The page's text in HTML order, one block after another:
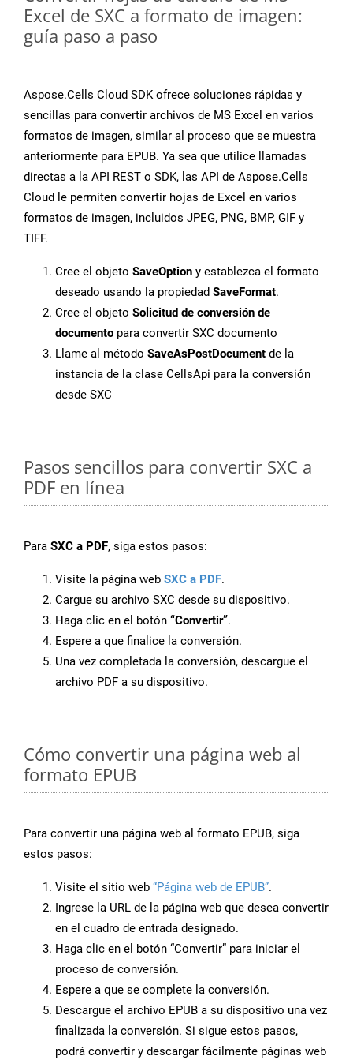
Excel de SXC a formato de imagen:
guía paso a paso
Aspose.Cells Cloud SDK ofrece soluciones rápidas y
sencillas para convertir archivos de MS Excel en varios
formatos de imagen, similar al proceso que se muestra
anteriormente para EPUB. Ya sea que utilice llamadas
directas a la API REST o SDK, las API de Aspose.Cells
Cloud le permiten convertir hojas de Excel en varios
formatos de imagen, incluidos JPEG, PNG, BMP, GIF y
TIFF.
Cree el objeto SaveOption y establezca el formato
deseado usando la propiedad SaveFormat.
Cree el objeto Solicitud de conversión de
documento para convertir SXC documento
Llame al método SaveAsPostDocument de la
instancia de la clase CellsApi para la conversión
desde SXC
Pasos sencillos para convertir SXC a
PDF en línea
Para SXC a PDF, siga estos pasos:
Visite la página web SXC a PDF.
Cargue su archivo SXC desde su dispositivo.
Haga clic en el botón “Convertir”.
Espere a que finalice la conversión.
Una vez completada la conversión, descargue el
archivo PDF a su dispositivo.
Cómo convertir una página web al
formato EPUB
Para convertir una página web al formato EPUB, siga
estos pasos:
Visite el sitio web “Página web de EPUB”.
Ingrese la URL de la página web que desea convertir
en el cuadro de entrada designado.
Haga clic en el botón “Convertir” para iniciar el
proceso de conversión.
Espere a que se complete la conversión.
Descargue el archivo EPUB a su dispositivo una vez
finalizada la conversión. Si sigue estos pasos,
podrá convertir y descargar fácilmente páginas web